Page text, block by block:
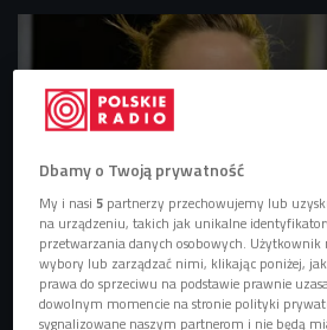
Jaśmina Polak Foto: Jacek Konecki/PR
Dbamy o Twoją prywatność
My i nasi5 partnerzy przechowujemy lub
na urządzeniu, takich jak unikalne
przetwarzania danych osobowych. Użytkownik
wybory lub zarządzać nimi, klikając poniżej,
prawa do sprzeciwu na podstawie prawnie
dowolnym momencie na stronie polityki
sygnalizowane naszym partnerom i nie będą